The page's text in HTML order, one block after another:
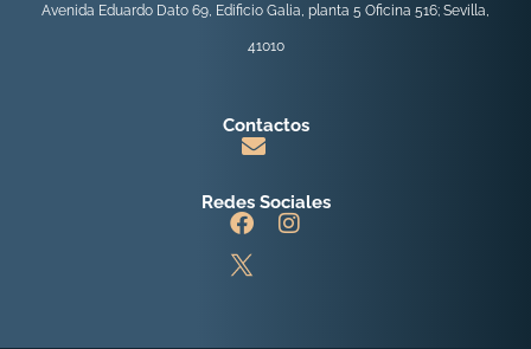
Avenida Eduardo Dato 69, Edificio Galia, planta 5 Oficina 516; Sevilla,
41010
Contactos
Redes Sociales